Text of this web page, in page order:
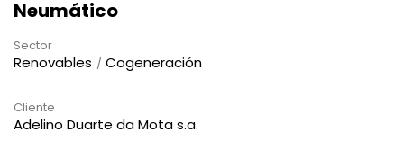
Neumático
Sector
Renovables Cogeneración
Cliente
Adelino Duarte da Mota s.a.